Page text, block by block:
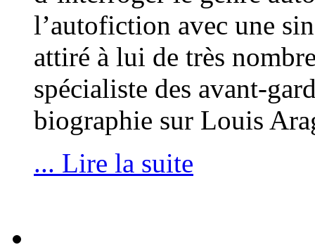
l’autofiction avec une
attiré à lui de très
spécialiste des avant-
biographie sur Louis
... Lire la suite